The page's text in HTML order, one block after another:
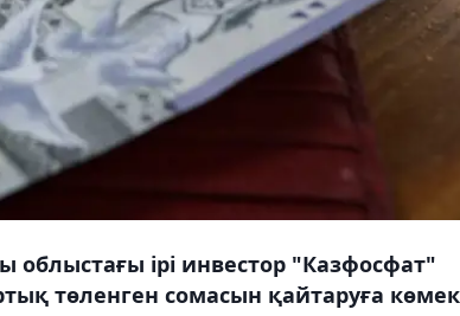
ірі инвестор "Казфосфат"
төленген сомасын қайтаруға көмек